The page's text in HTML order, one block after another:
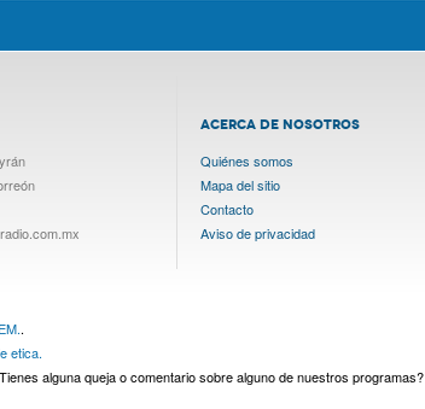
ACERCA DE NOSOTROS
Quiénes somos
Mapa del sitio
Contacto
Aviso de privacidad
.
etica.
Tienes alguna queja o comentario sobre alguno de nuestros programas?